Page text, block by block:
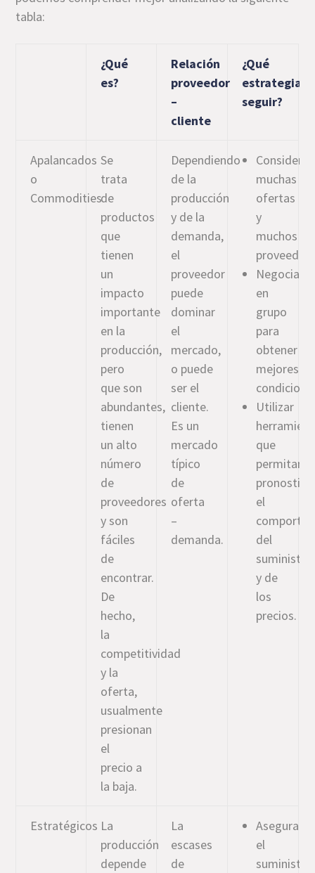
tabla:
¿Qué
es?
Relación
proveedor
–
cliente
¿Qué
estrategia
seguir?
Apalancados
o
Commodities
Se
trata
de
productos
que
tienen
un
impacto
importante
en la
producción,
pero
que son
abundantes,
tienen
un alto
número
de
proveedores
y son
fáciles
de
encontrar.
De
hecho,
la
competitividad
y la
oferta,
usualmente
presionan
el
precio a
la baja.
Dependiendo
de la
producción
y de la
demanda,
el
proveedor
puede
dominar
el
mercado,
o puede
ser el
cliente.
Es un
mercado
típico
de
oferta
–
demanda.
Considerar
muchas
ofertas
y
muchos
Negociar
en
grupo
para
obtener
mejores
Utilizar
que
permitan
el
del
suministro
y de
los
precios.
Estratégicos La
producción
depende
La
escases
de
Asegurar
el
suministro